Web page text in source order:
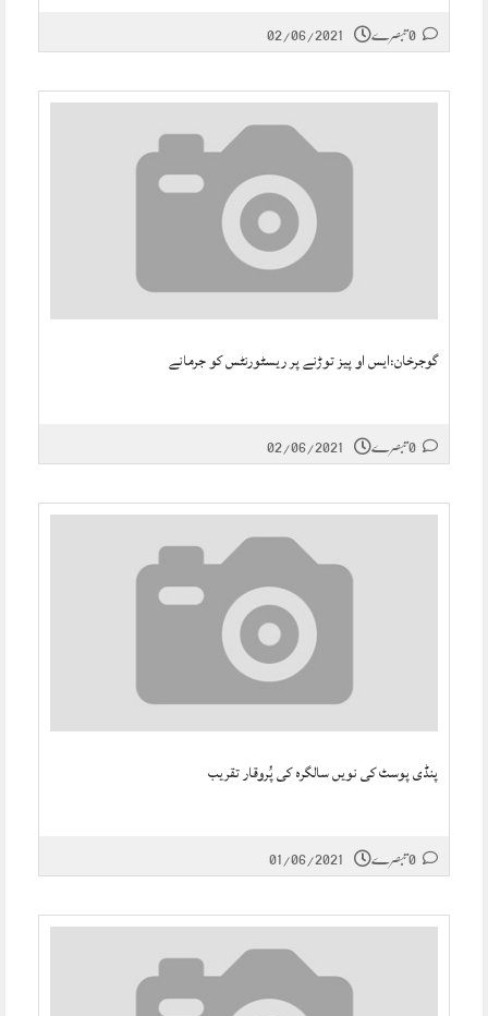
02/06/2021
گوجرخان:ایس او پیز توڑنے پر ریسٹورنٹس کو جرمانے
02/06/2021
پنڈی پوسٹ کی نویں سالگرہ کی پُروقار تقریب
01/06/2021